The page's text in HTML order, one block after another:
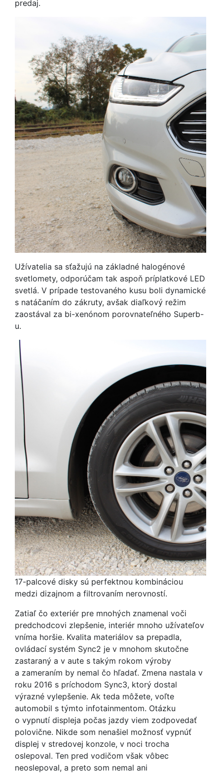
predaj.
Užívatelia sa sťažujú na základné halogénové
svetlomety, odporúčam tak aspoň príplatkové LED
svetlá. V prípade testovaného kusu boli dynamické
s natáčaním do zákruty, avšak diaľkový režim
zaostával za bi-xenónom porovnateľného Superb-
u.
17-palcové disky sú perfektnou kombináciou
medzi dizajnom a filtrovaním nerovností.
Zatiaľ čo exteriér pre mnohých znamenal voči
predchodcovi zlepšenie, interiér mnoho užívateľov
vníma horšie. Kvalita materiálov sa prepadla,
ovládací systém Sync2 je v mnohom skutočne
zastaraný a v aute s takým rokom výroby
a zameraním by nemal čo hľadať. Zmena nastala v
roku 2016 s príchodom Sync3, ktorý dostal
výrazné vylepšenie. Ak teda môžete, voľte
automobil s týmto infotainmentom. Otázku
o vypnutí displeja počas jazdy viem zodpovedať
polovične. Nikde som nenašiel možnosť vypnúť
displej v stredovej konzole, v noci trocha
oslepoval. Ten pred vodičom však vôbec
neoslepoval, a preto som nemal ani